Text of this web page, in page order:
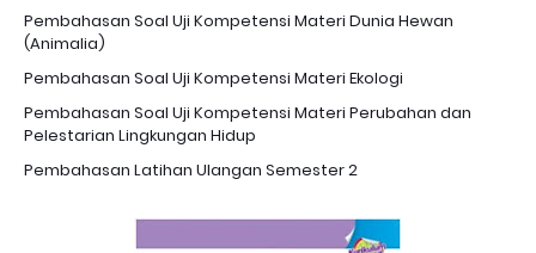
Pembahasan Soal Uji Kompetensi Materi Dunia Hewan
(Animalia)
Pembahasan Soal Uji Kompetensi Materi Ekologi
Pembahasan Soal Uji Kompetensi Materi Perubahan dan
Pelestarian Lingkungan Hidup
Pembahasan Latihan Ulangan Semester 2